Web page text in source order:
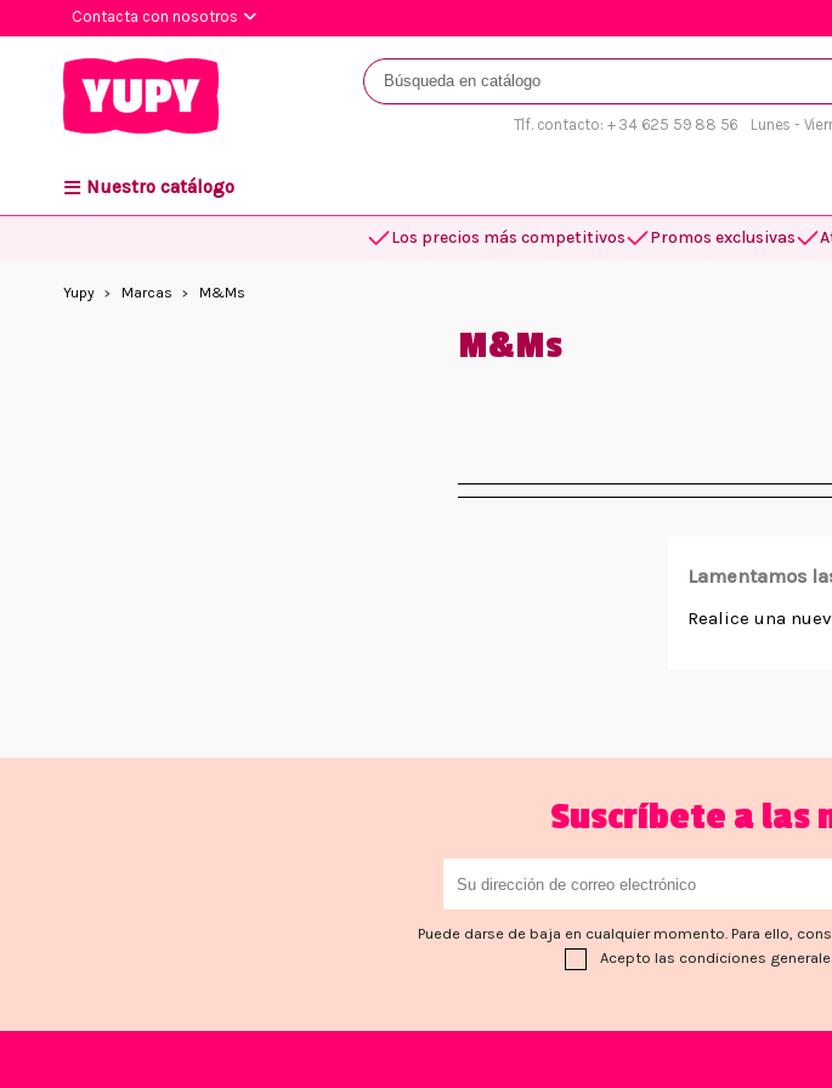
Contacta con nosotros
Tlf. contacto: + 34 625 59 88 56 Lunes -
Nuestro catálogo
Los precios más competitivos Promos exclusivas
Yupy Marcas M&Ms
M&Ms
Lamentamos
Realice una
Suscríbete a las
Puede darse de baja en cualquier momento. Para ello,
Acepto las condiciones